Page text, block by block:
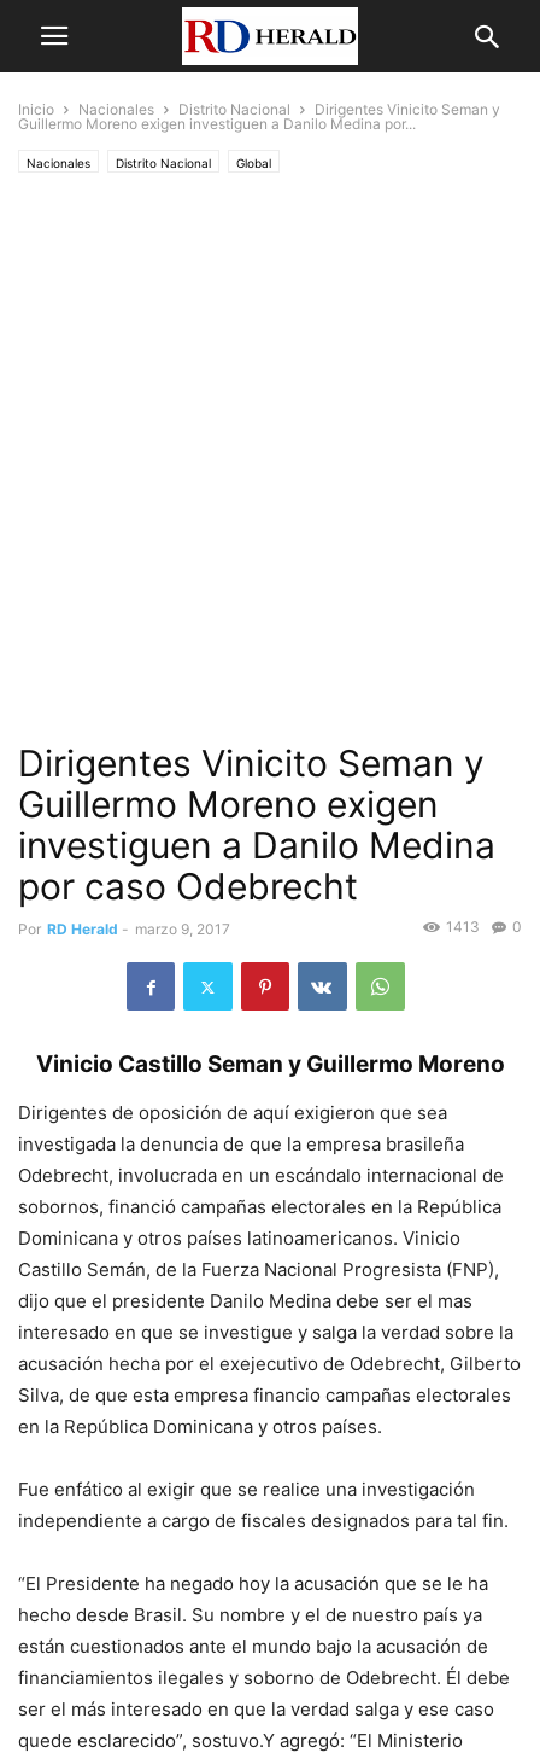
Inicio Nacionales Distrito Nacional
Dirigentes Vinicito Seman y
Guillermo Moreno exigen investiguen a Danilo Medina por...
Nacionales Distrito Nacional Global
Dirigentes Vinicito Seman y
Guillermo Moreno exigen
investiguen a Danilo Medina
por caso Odebrecht
Por RD Herald - marzo 9, 2017 0
1413
Vinicio Castillo Seman y Guillermo Moreno
Dirigentes de oposición de aquí exigieron que sea
investigada la denuncia de que la empresa brasileña
Odebrecht, involucrada en un escándalo internacional de
sobornos, financió campañas electorales en la República
Dominicana y otros países latinoamericanos. Vinicio
Castillo Semán, de la Fuerza Nacional Progresista (FNP),
dijo que el presidente Danilo Medina debe ser el mas
interesado en que se investigue y salga la verdad sobre la
acusación hecha por el exejecutivo de Odebrecht, Gilberto
Silva, de que esta empresa financio campañas electorales
en la República Dominicana y otros países.
Fue enfático al exigir que se realice una investigación
independiente a cargo de fiscales designados para tal fin.
“El Presidente ha negado hoy la acusación que se le ha
hecho desde Brasil. Su nombre y el de nuestro país ya
están cuestionados ante el mundo bajo la acusación de
financiamientos ilegales y soborno de Odebrecht. Él debe
ser el más interesado en que la verdad salga y ese caso
quede esclarecido”, sostuvo.Y agregó: “El Ministerio